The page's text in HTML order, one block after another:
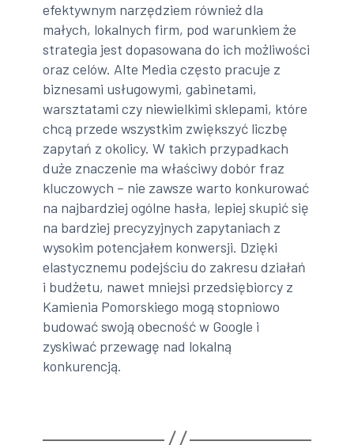
efektywnym narzędziem również dla
małych, lokalnych firm, pod warunkiem że
strategia jest dopasowana do ich możliwości
oraz celów. Alte Media często pracuje z
biznesami usługowymi, gabinetami,
warsztatami czy niewielkimi sklepami, które
chcą przede wszystkim zwiększyć liczbę
zapytań z okolicy. W takich przypadkach
duże znaczenie ma właściwy dobór fraz
kluczowych – nie zawsze warto konkurować
na najbardziej ogólne hasła, lepiej skupić się
na bardziej precyzyjnych zapytaniach z
wysokim potencjałem konwersji. Dzięki
elastycznemu podejściu do zakresu działań
i budżetu, nawet mniejsi przedsiębiorcy z
Kamienia Pomorskiego mogą stopniowo
budować swoją obecność w Google i
zyskiwać przewagę nad lokalną
konkurencją.